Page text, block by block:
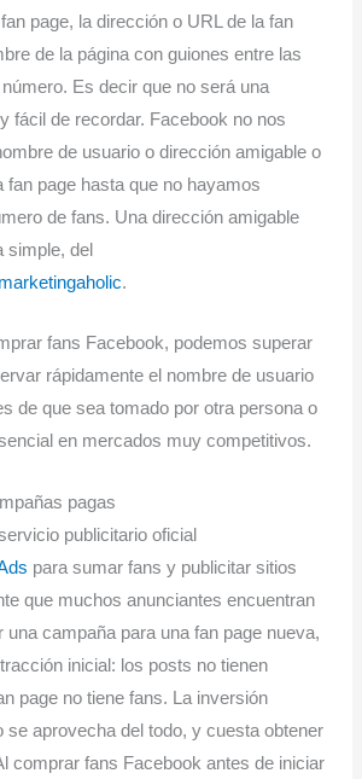
page, la dirección o URL de la fan
de la página con guiones entre las
Es decir que no será una
fácil de recordar. Facebook no nos
de usuario o dirección amigable o
fan page hasta que no hayamos
de fans. Una dirección amigable
simple, del
.
fans Facebook, podemos superar
rápidamente el nombre de usuario
de que sea tomado por otra persona o
en mercados muy competitivos.
pagas
publicitario oficial
para sumar fans y publicitar sitios
que muchos anunciantes encuentran
una campaña para una fan page nueva,
inicial: los posts no tienen
page no tiene fans. La inversión
se aprovecha del todo, y cuesta obtener
comprar fans Facebook antes de iniciar